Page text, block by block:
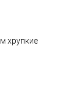
хрупкие